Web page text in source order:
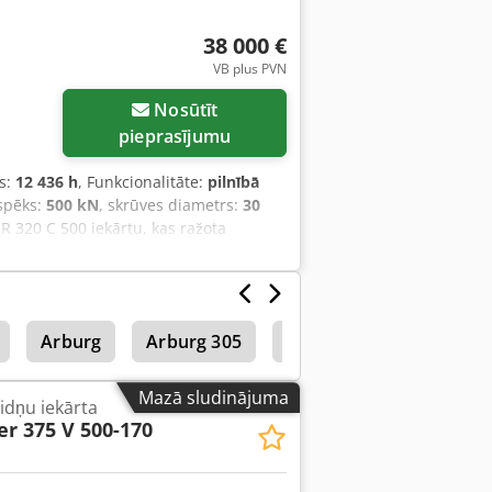
attēlu
38 000 €
VB plus PVN
pieprasījumu
12 436 h, Funkcionalitāte: pilnībā
500 kN, skrūves diametrs: 30
320 C 500 iekārtu, kas ražota
modelis ar SELOGICA direct
pozīciju un centrēšanas
- atvērtā sprausla 30 mm ar
Iekārta ir ļoti labā stāvoklī un tiek
un ir jāapmaksā pircējam.
47574 Goha. Dsdozmvi Espfx
lūdzu, rakstiet mums vai zvaniet.
Arburg Arburg 305
Mazā sludinājuma
iekārta
375 V 500-170